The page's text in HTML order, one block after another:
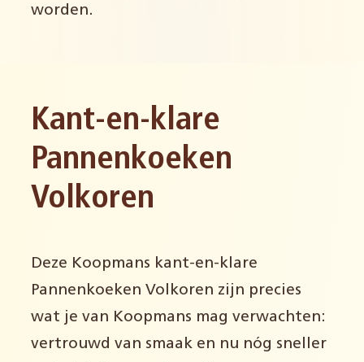
worden.
Kant-en-klare
Pannenkoeken
Volkoren
Deze Koopmans kant-en-klare
Pannenkoeken Volkoren zijn precies
wat je van Koopmans mag verwachten:
vertrouwd van smaak en nu nóg sneller